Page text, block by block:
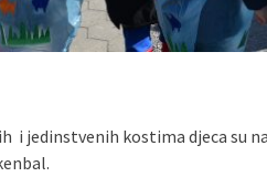
i jedinstvenih kostima djeca su